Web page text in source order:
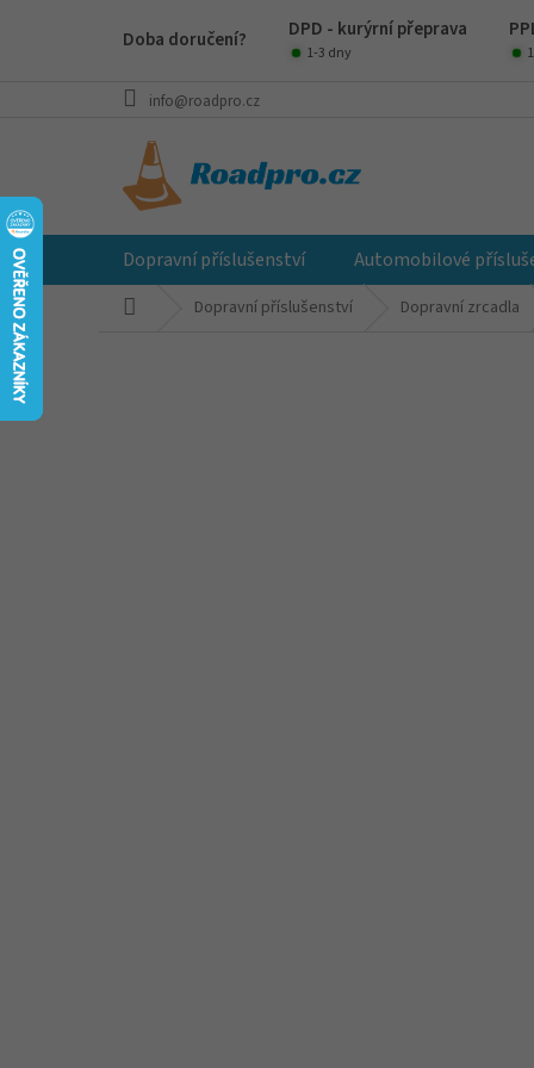
Doba doručení? DPD - kurýrní přeprava
1-3 dny
info@roadpro.cz
Dopravní příslušenství Automobilové
Dopravní příslušenství Dopravní zrcadla